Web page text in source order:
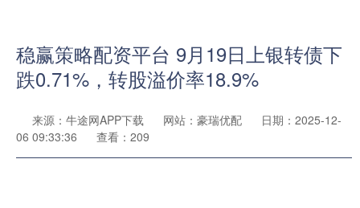
稳赢策略配资平台 9月19日上银转债下
跌0.71%，转股溢价率18.9%
来源：牛途网APP下载 网站：豪瑞优配
日期：2025-12-
06 09:33:36
查看：209